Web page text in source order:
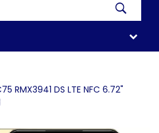
RMX3941 DS LTE NFC 6.72"